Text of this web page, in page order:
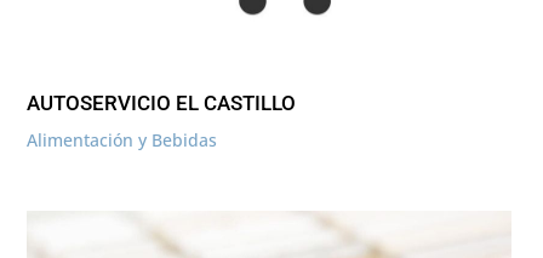
AUTOSERVICIO EL CASTILLO
Alimentación y Bebidas